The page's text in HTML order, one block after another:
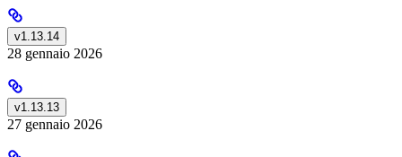
v1.13.14
28 gennaio 2026
v1.13.13
27 gennaio 2026